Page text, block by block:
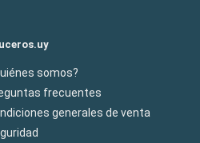
somos?
frecuentes
generales de venta